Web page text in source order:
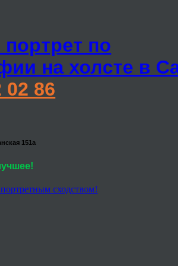
портрет по
на холсте в
02 86
151а
сходством!